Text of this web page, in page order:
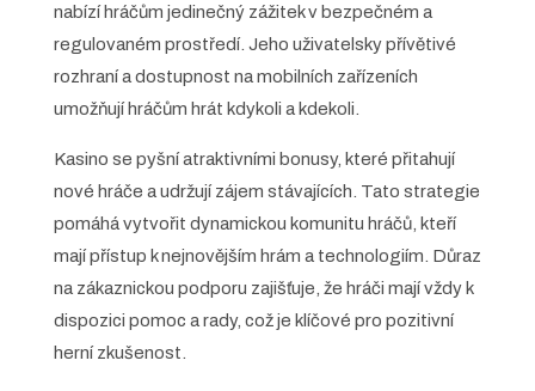
nabízí hráčům jedinečný zážitek v bezpečném a
regulovaném prostředí. Jeho uživatelsky přívětivé
rozhraní a dostupnost na mobilních zařízeních
umožňují hráčům hrát kdykoli a kdekoli.
Kasino se pyšní atraktivními bonusy, které přitahují
nové hráče a udržují zájem stávajících. Tato strategie
pomáhá vytvořit dynamickou komunitu hráčů, kteří
mají přístup k nejnovějším hrám a technologiím. Důraz
na zákaznickou podporu zajišťuje, že hráči mají vždy k
dispozici pomoc a rady, což je klíčové pro pozitivní
herní zkušenost.